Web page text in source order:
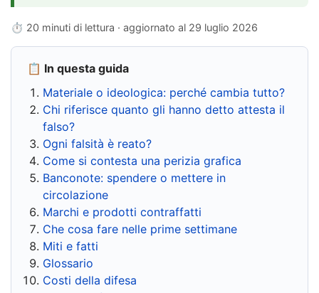
⏱ 20 minuti di lettura · aggiornato al 29 luglio 2026
📋 In questa guida
Materiale o ideologica: perché cambia tutto?
Chi riferisce quanto gli hanno detto attesta il
falso?
Ogni falsità è reato?
Come si contesta una perizia grafica
Banconote: spendere o mettere in
circolazione
Marchi e prodotti contraffatti
Che cosa fare nelle prime settimane
Miti e fatti
Glossario
Costi della difesa